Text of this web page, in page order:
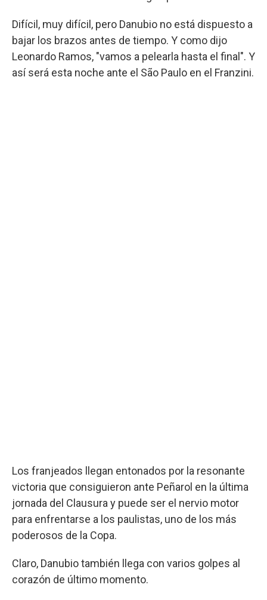
Difícil, muy difícil, pero Danubio no está dispuesto a
bajar los brazos antes de tiempo. Y como dijo
Leonardo Ramos, "vamos a pelearla hasta el final". Y
así será esta noche ante el São Paulo en el Franzini.
Los franjeados llegan entonados por la resonante
victoria que consiguieron ante Peñarol en la última
jornada del Clausura y puede ser el nervio motor
para enfrentarse a los paulistas, uno de los más
poderosos de la Copa.
Claro, Danubio también llega con varios golpes al
corazón de último momento.